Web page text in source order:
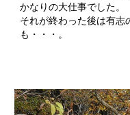
かなりの大仕事でした。
それが終わった後は有志
も・・・。